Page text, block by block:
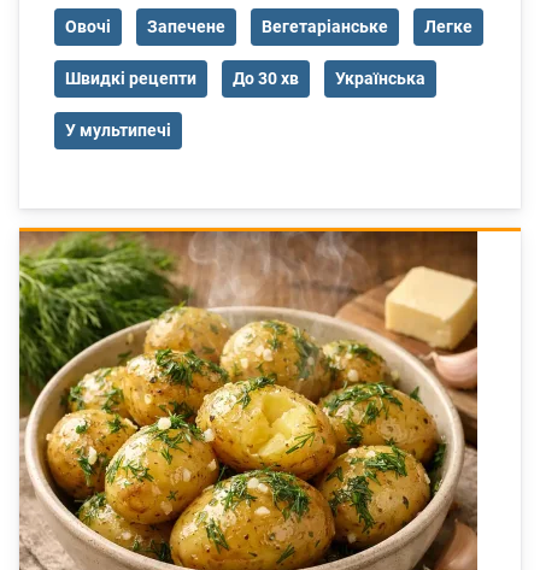
Овочі Запечене Вегетаріанське Легке
Швидкі рецепти До 30 хв Українська
У мультипечі